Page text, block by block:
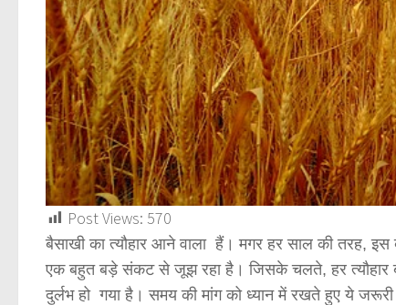
Post Views: 570
बैसाखी का त्यौहार आने वाला हैं। मगर हर साल की तरह, इस
एक बहुत बड़े संकट से जूझ रहा है। जिसके चलते, हर त्यौहार बस
दुर्लभ हो गया है। समय की मांग को ध्यान में रखते हुए ये